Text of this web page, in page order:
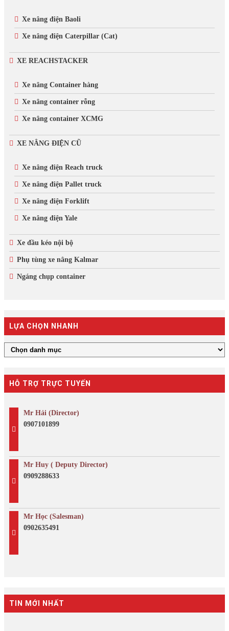
Xe nâng điện Baoli
Xe nâng điện Caterpillar (Cat)
XE REACHSTACKER
Xe nâng Container hàng
Xe nâng container rỗng
Xe nâng container XCMG
XE NÂNG ĐIỆN CŨ
Xe nâng điện Reach truck
Xe nâng điện Pallet truck
Xe nâng điện Forklift
Xe nâng điện Yale
Xe đầu kéo nội bộ
Phụ tùng xe nâng Kalmar
Ngáng chụp container
LỰA CHỌN NHANH
HỖ TRỢ TRỰC TUYẾN
Mr Hải (Director)
0907101899
Mr Huy ( Deputy Director)
0909288633
Mr Học (Salesman)
0902635491
TIN MỚI NHẤT